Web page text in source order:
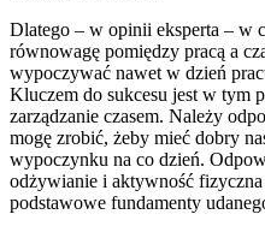
Dlatego – w opinii eksperta – w
równowagę pomiędzy pracą a
wypoczywać nawet w dzień
Kluczem do sukcesu jest w tym
zarządzanie czasem. Należy
mogę zrobić, żeby mieć dobry
wypoczynku na co dzień.
odżywianie i aktywność
podstawowe fundamenty